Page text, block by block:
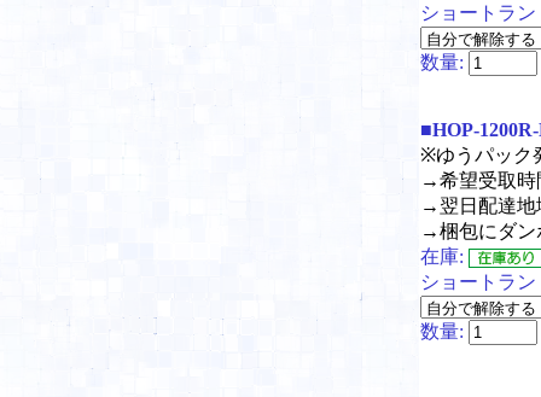
ショートラ
数量:
■HOP-
※ゆうパッ
→希望受取時
→翌日配達地
→梱包にダン
在庫:
ショートラ
数量: